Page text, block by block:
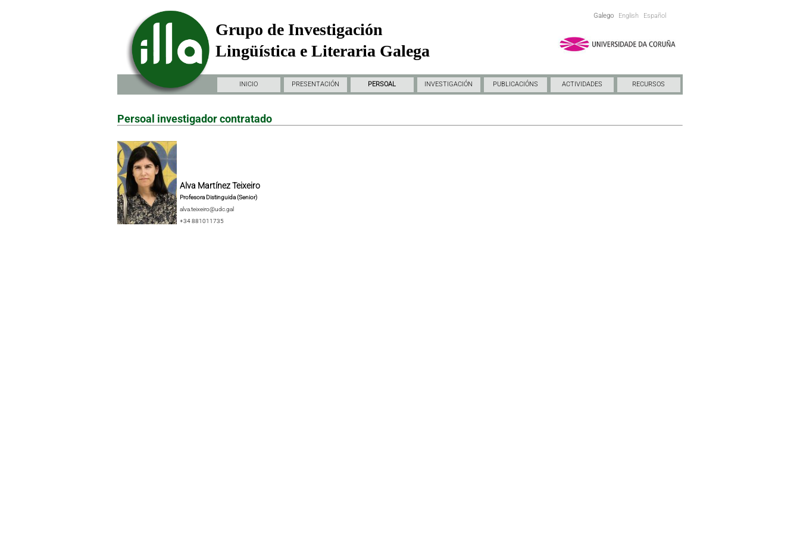
Galego English Español
Grupo de Investigación
Lingüística e Literaria Galega
INICIO PRESENTACIÓN PERSOAL INVESTIGACIÓN PUBLICACIÓNS ACTIVIDADES RECURSOS
Persoal investigador contratado
Alva Martínez Teixeiro
Profesora Distinguida (Senior)
alva.teixeiro@udc.gal
+34 881011735